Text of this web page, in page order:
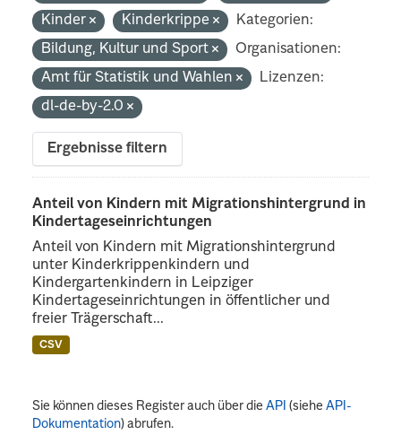
Kinder
Kinderkrippe
Kategorien:
Bildung, Kultur und Sport
Organisationen:
Amt für Statistik und Wahlen
Lizenzen:
dl-de-by-2.0
Ergebnisse filtern
Anteil von Kindern mit Migrationshintergrund in
Kindertageseinrichtungen
Anteil von Kindern mit Migrationshintergrund
unter Kinderkrippenkindern und
Kindergartenkindern in Leipziger
Kindertageseinrichtungen in öffentlicher und
freier Trägerschaft...
CSV
Sie können dieses Register auch über dieAPI (sieheAPI-
Dokumentation) abrufen.